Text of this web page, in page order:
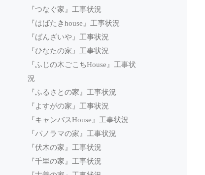
『つなぐ家』工事状況
『はばたきhouse』工事状況
『ばんざいや』工事状況
『ひなたの家』工事状況
『ふじの木ごこちHouse』工事状
況
『ふるさとの家』工事状況
『よすがの家』工事状況
『キャンバスHouse』工事状況
『パノラマの家』工事状況
『伏木の家』工事状況
『千里の家』工事状況